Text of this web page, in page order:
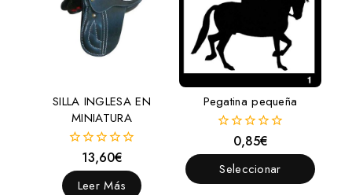
SILLA INGLESA EN
MINIATURA
fuera
de
13,60€
Leer Más
Pegatina pequeña
fuera
de
5
0,85€
Seleccionar